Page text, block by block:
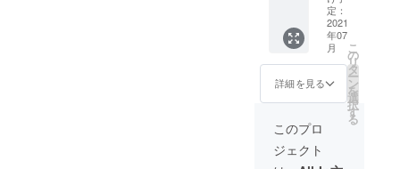
お任せ
くださ
い。※書
籍、ポ
スト
カード
いただ
いてい
ます。
語りと
イラス
ト・映
像入
り）
・『わ
たしが
素直に
なれる
と
き』
後藤桂
定：
2021
年07
月
詳細を見る
こ
の
リ
タ
ー
ン
を
選
択
す
る
このプロ
ジェクト